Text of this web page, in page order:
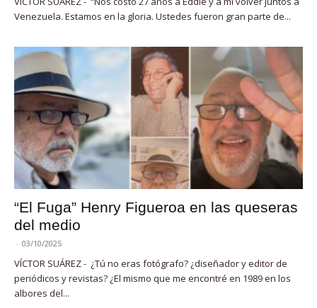
Venezuela. Estamos en la gloria. Ustedes fueron gran parte de...
“El Fuga” Henry Figueroa en las queseras
del medio
- 03/10/2025
VÍCTOR SUÁREZ - ¿Tú no eras fotógrafo? ¿diseñador y editor de
periódicos y revistas? ¿El mismo que me encontré en 1989 en los
albores del...